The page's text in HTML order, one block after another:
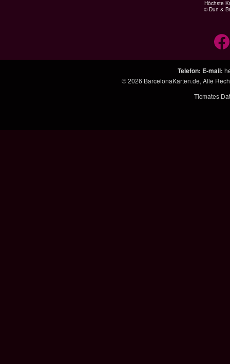
Höchste
© Dun &
Telefon: E-mail:
© 2026 BarcelonaKarten.de, Alle
Ticmates